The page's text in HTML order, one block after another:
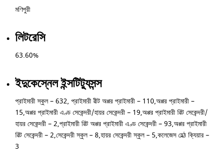
মণিপুরী
লিটরেসি
63.60%
ইদুকেস্নেল ইন্সটিট্যুসন্স
প্রাইমারী স্কুল – 632, প্রাইমারী ৱীট অপ্পর প্রাইমারী – 110,অপ্পর প্রাইমারী –
15,অপ্পর প্রাইমারী এণ্ড সেকেন্দরী/হায়র সেকেন্দরী – 19,অপ্পর প্রাইমারী ৱিট সেকেন্দরী/
হায়র সেকেন্দরী – 2,প্রাইমারী ৱিট অপ্পর প্রাইমারী এণ্ড সেকেন্দরী – 93,অপ্পর প্রাইমারী
ৱিট সেকেন্দরী – 2,সেকেন্দরী স্কুল – 8,হায়র সেকেন্দরী স্কুল – 5,কলেজেস হেল্ঠ ক্যিয়ার –
3